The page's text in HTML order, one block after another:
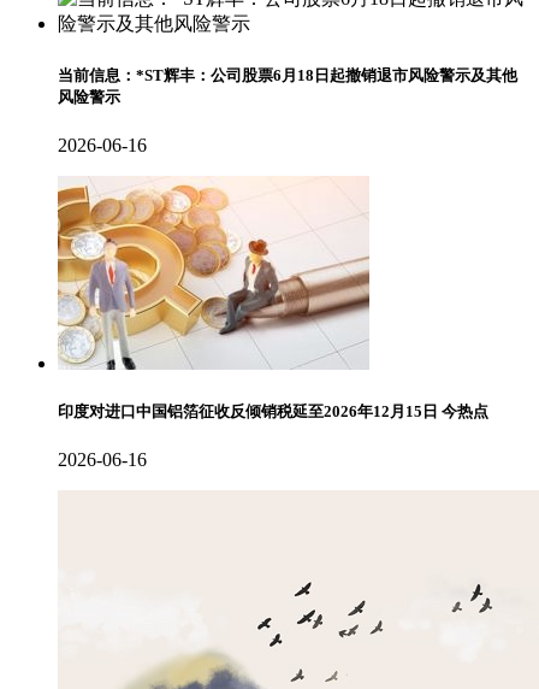
当前信息：*ST辉丰：公司股票6月18日起撤销退市风险警示及其他
风险警示
2026-06-16
印度对进口中国铝箔征收反倾销税延至2026年12月15日 今热点
2026-06-16